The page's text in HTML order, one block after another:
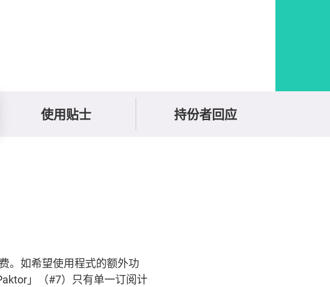
使用贴士 持份者回应
。如希望使用程式的额外功
」（#7）只有单一订阅计